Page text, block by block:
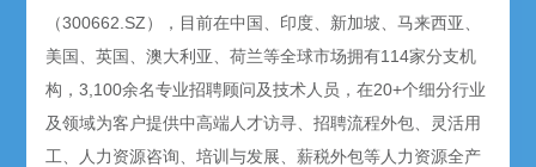
（300662.SZ），目前在中国、印度、新加坡、马来西亚、
美国、英国、澳大利亚、荷兰等全球市场拥有114家分支机
构，3,100余名专业招聘顾问及技术人员，在20+个细分行业
及领域为客户提供中高端人才访寻、招聘流程外包、灵活用
工、人力资源咨询、培训与发展、薪税外包等人力资源全产